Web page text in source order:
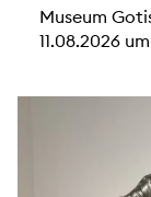
Museum
11.08.2026